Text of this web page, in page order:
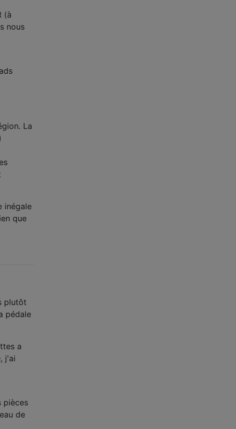
(à
nous
La
inégale
que
plutôt
pédale
a
j'ai
pièces
de